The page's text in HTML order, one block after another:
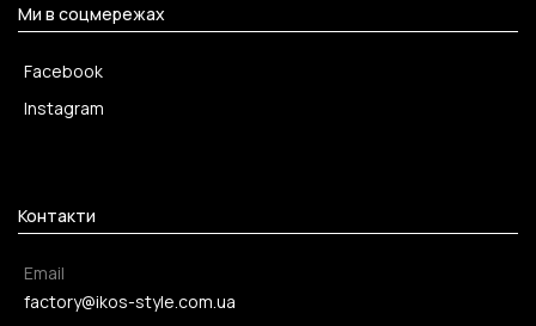
Ми в соцмережах
Facebook
Instagram
Контакти
Email
factory@ikos-style.com.ua